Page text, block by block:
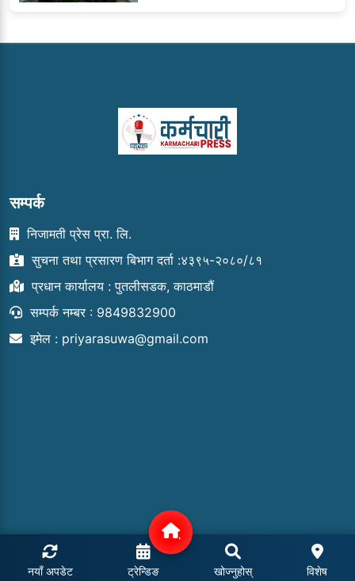
सम्पर्क
निजामती प्रेस प्रा. लि.
सुचना तथा प्रसारण बिभाग दर्ता :४३९५-२०८०/८१
प्रधान कार्यालय : पुतलीसडक, काठमाडौं
सम्पर्क नम्बर : 9849832900
इमेल : priyarasuwa@gmail.com
नयाँ अपडेट ट्रेन्डिङ खोज्नुहोस् विशेष